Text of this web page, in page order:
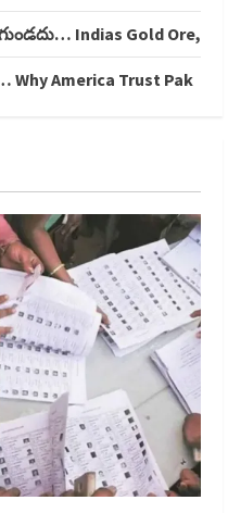
Indias Gold Ore,
America Trust Pak